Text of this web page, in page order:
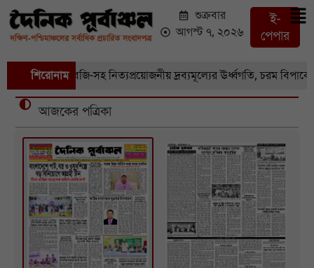
শুক্রবার
আগস্ট ৭, ২০২৬
ই-
পেপার
শিরোনাম
বাজারে সবজি-সহ নিত্যপ্রয়োজনীয় দ্রব্যমূল্যের ঊর্ধ্বগতি, চরম বিপাকে
আজকের পত্রিকা